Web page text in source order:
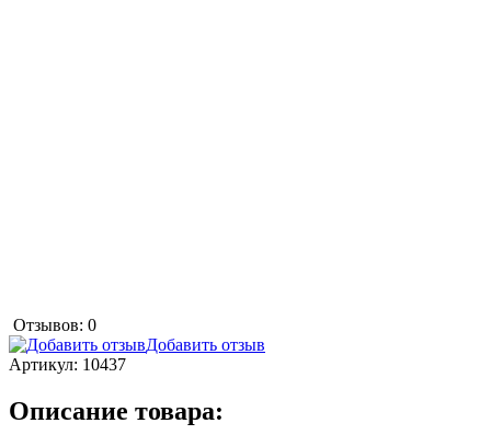
Отзывов: 0
Добавить отзыв
Артикул: 10437
Описание товара: